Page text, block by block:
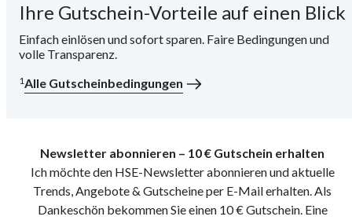
Ihre Gutschein-Vorteile auf einen Blick
Einfach einlösen und sofort sparen. Faire Bedingungen und
volle Transparenz.
1Alle Gutscheinbedingungen
Newsletter abonnieren – 10 € Gutschein erhalten
Ich möchte den HSE-Newsletter abonnieren und aktuelle
Trends, Angebote & Gutscheine per E-Mail erhalten. Als
Dankeschön bekommen Sie einen 10 € Gutschein. Eine